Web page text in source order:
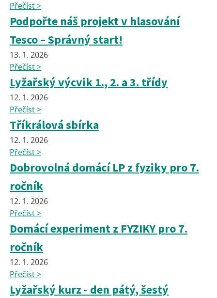
Přečíst >
Podpořte náš projekt v hlasování
Tesco – Správný start!
13. 1. 2026
Přečíst >
Lyžařský výcvik 1., 2. a 3. třídy
12. 1. 2026
Přečíst >
Tříkrálová sbírka
12. 1. 2026
Přečíst >
Dobrovolná domácí LP z fyziky pro 7.
ročník
12. 1. 2026
Přečíst >
Domácí experiment z FYZIKY pro 7.
ročník
12. 1. 2026
Přečíst >
Lyžařský kurz - den pátý, šestý